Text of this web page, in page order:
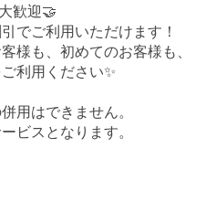
歓迎🤝
でご利用いただけます！
様も、初めてのお客様も、
利用ください✨
用はできません。
ビスとなります。